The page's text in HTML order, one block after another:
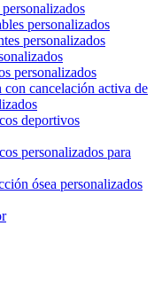
personalizados
personalizados
personalizados
cancelación activa de
deportivos
personalizados para
ósea personalizados